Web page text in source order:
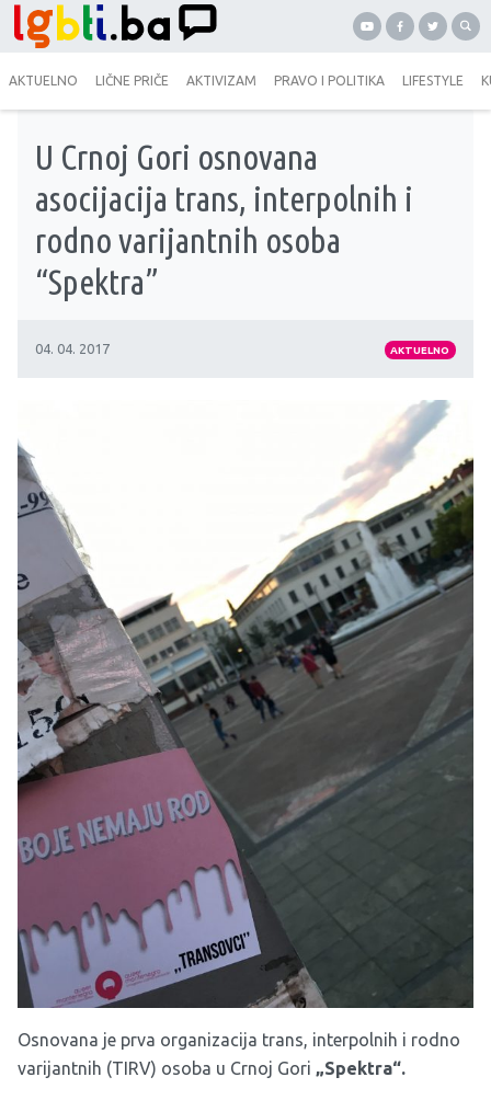
AKTUELNO LIČNE PRIČE AKTIVIZAM PRAVO I POLITIKA LIFESTYLE
U Crnoj Gori osnovana
asocijacija trans, interpolnih i
rodno varijantnih osoba
“Spektra”
04. 04. 2017 AKTUELNO
Osnovana je prva organizacija trans, interpolnih i rodno
varijantnih (TIRV) osoba u Crnoj Gori „Spektra“.